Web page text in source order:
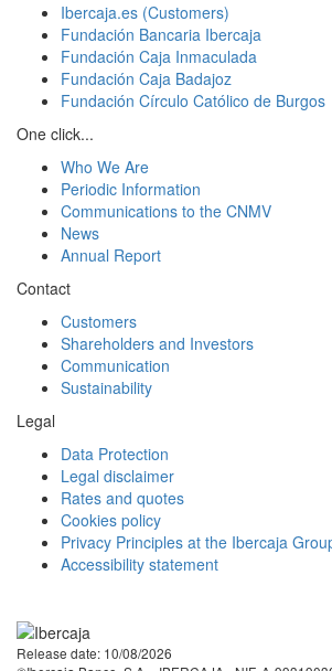
Ibercaja.es (Customers)
Fundación Bancaria Ibercaja
Fundación Caja Inmaculada
Fundación Caja Badajoz
Fundación Círculo Católico de Burgos
One click...
Who We Are
Periodic Information
Communications to the CNMV
News
Annual Report
Contact
Customers
Shareholders and Investors
Communication
Sustainability
Legal
Data Protection
Legal disclaimer
Rates and quotes
Cookies policy
Privacy Principles at the Ibercaja
Accessibility statement
Release date: 10/08/2026